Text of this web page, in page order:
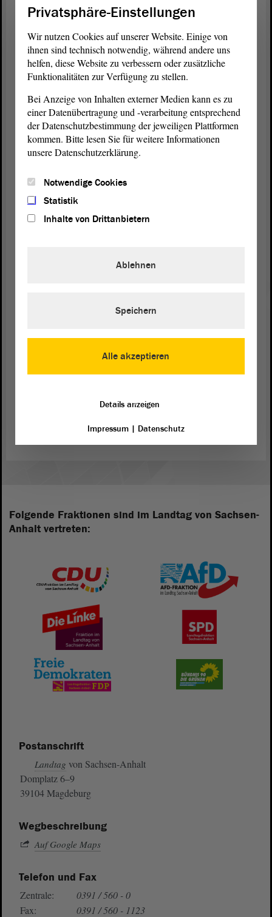
unbequem. Ich glaube, jeder kennt ein V-Vorhaben
in seinemWahlkreis, das aufgrund einer seltenen
Tier- oder Pflanzenart irgendwann umgeplant
werden musste und bei dem Umweltverbände in
ihrem Klageverfahren durchaus erfolgreich waren.
Dass die Nordverlängerung der A 14 noch immer
nicht fertig ist, liegt auch an den wiederholten
Klagen gegen Teilstücke. Beim Bau von Wind-
oder Solaranlagen oder neuen Stromleitungen lässt
lokaler Naturschutz im Konflikt stehen. An dieser
Auf die holzschnitzartige Art der AfD wird sich das
aber nicht lösen lassen.
Weiterentwicklung braucht. Beim Vorliegen von
Antragzu beraten, und beantrage
Hohen Hauses. - Herzlichen Dank.
Zurück zur Landtagssitzung
Folgende Fraktionen sind im Landtag von Sachsen-
Anhalt vertreten:
Postanschrift
Landtag von Sachsen-Anhalt
Domplatz 6–9
39104 Magdeburg
Wegbeschreibung
Auf Google Maps
Telefon und Fax
Zentrale:
0391 / 560 - 0
Fax:
0391 / 560 - 1123
Privatsphäre-Einstellungen
Wir nutzen Cookies auf unserer Website. Einige von
ihnen sind technisch notwendig, während andere uns
helfen, diese Website zu verbessern oder zusätzliche
Funktionalitäten zur Verfügung zu stellen.
Bei Anzeige von Inhalten externer Medien kann es zu
einer Datenübertragung und -verarbeitung entsprechend
der Datenschutzbestimmung der jeweiligen Plattformen
kommen. Bitte lesen Sie für weitere Informationen
unsere Datenschutzerklärung.
Notwendige Cookies
Statistik
Inhalte von Drittanbietern
Alle akzeptieren
Ablehnen
Speichern
Details anzeigen
Impressum| Datenschutz